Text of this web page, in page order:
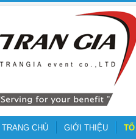
TRANG CHỦ GIỚI THIỆU